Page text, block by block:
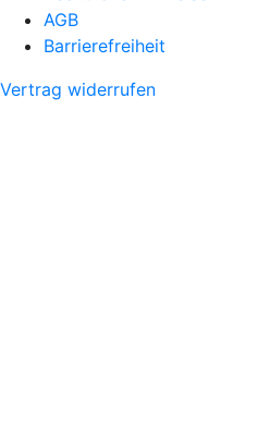
AGB
Barrierefreiheit
Vertrag widerrufen